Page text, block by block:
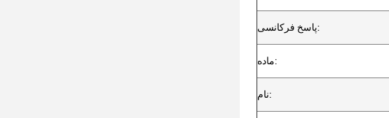
پاسخ فرکانسی:
ماده:
نام: